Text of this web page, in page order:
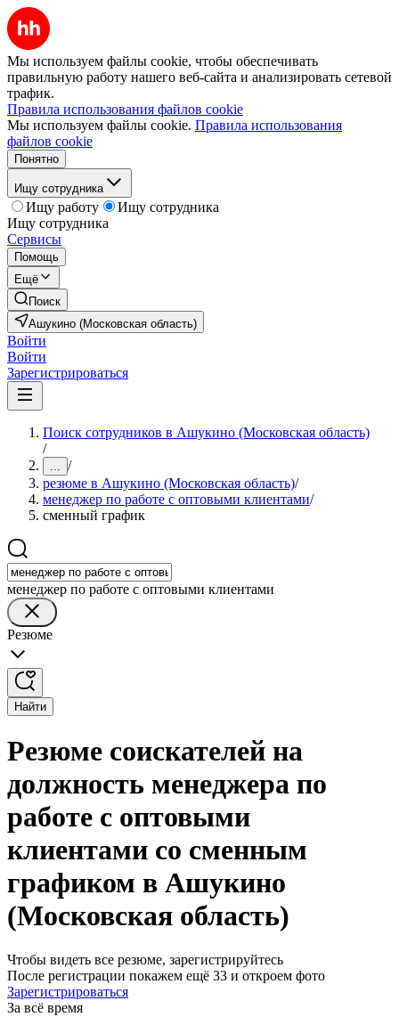
Мы используем файлы cookie, чтобы обеспечивать
правильную работу нашего веб-сайта и анализировать сетевой
трафик.
Правила использования файлов cookie
Мы используем файлы cookie. Правила использования
файлов cookie
Понятно
Ищу сотрудника
Ищу работу
Ищу сотрудника
Ищу сотрудника
Сервисы
Помощь
Ещё
Поиск
Ашукино (Московская область)
Войти
Войти
Зарегистрироваться
Поиск сотрудников в Ашукино (Московская область)
/
... /
резюме в Ашукино (Московская область)/
менеджер по работе с оптовыми клиентами/
сменный график
менеджер по работе с оптовыми клиентами
Резюме
Найти
Резюме соискателей на
должность менеджера по
работе с оптовыми
клиентами со сменным
графиком в Ашукино
(Московская область)
Чтобы видеть все резюме, зарегистрируйтесь
После регистрации покажем ещё 33 и откроем фото
Зарегистрироваться
За всё время